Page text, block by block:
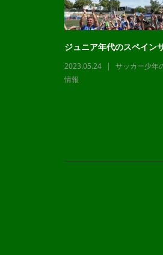
ジュニア年代のスペイン
2023.05.24 サッカー少年
情報